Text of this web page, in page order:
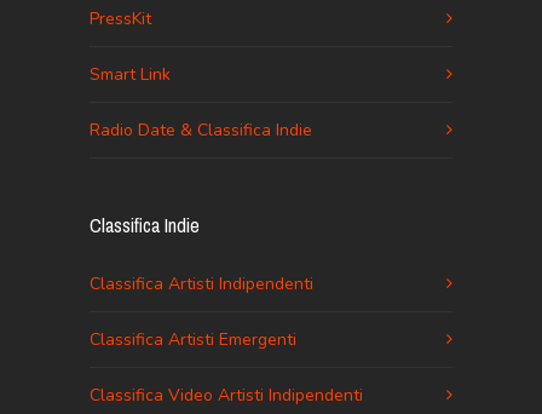
PressKit
Smart Link
Radio Date & Classifica Indie
Classifica Indie
Classifica Artisti Indipendenti
Classifica Artisti Emergenti
Classifica Video Artisti Indipendenti